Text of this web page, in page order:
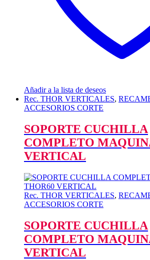
Añadir a la lista de deseos
Rec. THOR VERTICALES,
ACCESORIOS CORTE
SOPORTE CUCHILLA
COMPLETO
VERTICAL
Rec. THOR VERTICALES,
ACCESORIOS CORTE
SOPORTE CUCHILLA
COMPLETO
VERTICAL